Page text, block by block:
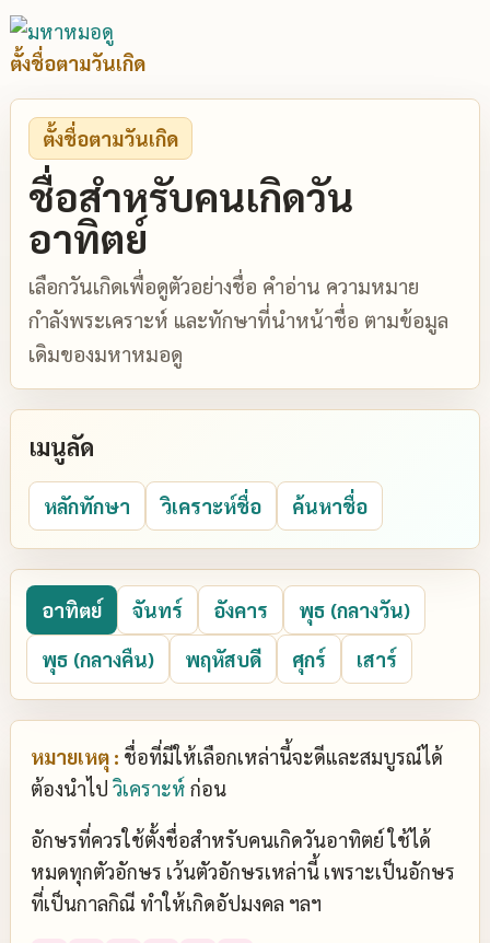
ตั้งชื่อตามวันเกิด
ตั้งชื่อตามวันเกิด
ชื่อสำหรับคนเกิดวัน
อาทิตย์
เลือกวันเกิดเพื่อดูตัวอย่างชื่อ คำอ่าน ความหมาย
กำลังพระเคราะห์ และทักษาที่นำหน้าชื่อ ตามข้อมูล
เดิมของมหาหมอดู
เมนูลัด
หลักทักษา วิเคราะห์ชื่อ ค้นหาชื่อ
อาทิตย์ จันทร์ อังคาร
พุธ (กลางวัน)
พุธ (กลางคืน)
พฤหัสบดี ศุกร์ เสาร์
หมายเหตุ : ชื่อที่มีให้เลือกเหล่านี้จะดีและสมบูรณ์ได้
ต้องนำไป วิเคราะห์ ก่อน
อักษรที่ควรใช้ตั้งชื่อสำหรับคนเกิดวันอาทิตย์ ใช้ได้
หมดทุกตัวอักษร เว้นตัวอักษรเหล่านี้ เพราะเป็นอักษร
ที่เป็นกาลกิณี ทำให้เกิดอัปมงคล ฯลฯ